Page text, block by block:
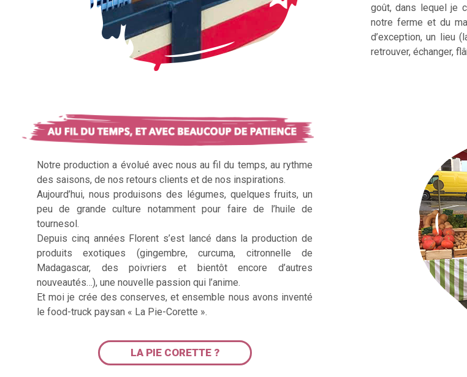
goût, dans lequel je
notre ferme et du
d’exception, un lieu
retrouver, échanger,
Notre production a évolué avec nous au fil du temps, au rythme
des saisons, de nos retours clients et de nos inspirations.
Aujourd’hui, nous produisons des légumes, quelques fruits, un
peu de grande culture notamment pour faire de l’huile de
tournesol.
Depuis cinq années Florent s’est lancé dans la production de
produits exotiques (gingembre, curcuma, citronnelle de
Madagascar, des poivriers et bientôt encore d’autres
nouveautés…), une nouvelle passion qui l’anime.
Et moi je crée des conserves, et ensemble nous avons inventé
le food-truck paysan « La Pie-Corette ».
LA PIE CORETTE ?